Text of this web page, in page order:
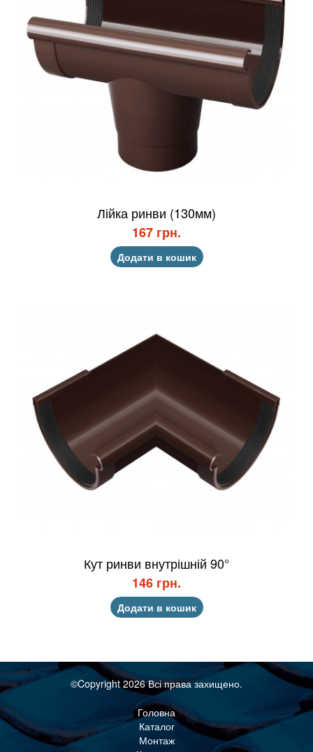
Лійка ринви (130мм)
167 грн.
Додати в кошик
Кут ринви внутрішній 90°
146 грн.
Додати в кошик
©Copyright 2026 Всі права захищено.
Головна
Каталог
Монтаж